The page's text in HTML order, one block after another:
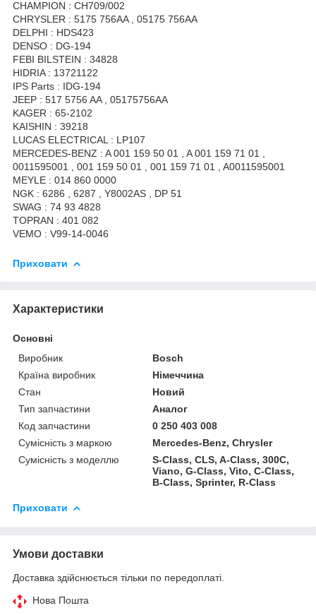
CHAMPION : CH709/002
CHRYSLER : 5175 756AA , 05175 756AA
DELPHI : HDS423
DENSO : DG-194
FEBI BILSTEIN : 34828
HIDRIA : 13721122
IPS Parts : IDG-194
JEEP : 517 5756 AA , 05175756AA
KAGER : 65-2102
KAISHIN : 39218
LUCAS ELECTRICAL : LP107
MERCEDES-BENZ : A 001 159 50 01 , A 001 159 71 01 ,
0011595001 , 001 159 50 01 , 001 159 71 01 , A0011595001
MEYLE : 014 860 0000
NGK : 6286 , 6287 , Y8002AS , DP 51
SWAG : 74 93 4828
TOPRAN : 401 082
VEMO : V99-14-0046
Приховати
Характеристики
Основні
Виробник
Bosch
Країна виробник
Німеччина
Стан
Новий
Тип запчастини
Аналог
Код запчастини
0 250 403 008
Сумісність з маркою
Mercedes-Benz, Chrysler
Сумісність з моделлю
S-Class, CLS, A-Class, 300C,
Viano, G-Class, Vito, C-Class,
B-Class, Sprinter, R-Class
Приховати
Умови доставки
Доставка здійснюється тільки по передоплаті.
Нова Пошта